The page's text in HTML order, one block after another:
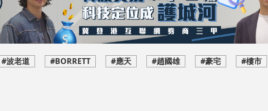
#波老道 #BORRETT #應天 #趙國雄 #豪宅
#樓市